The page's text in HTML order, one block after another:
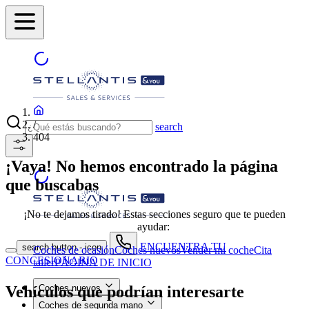
search
search button - icon
ENCUENTRA TU
CONCESIONARIO
Coches nuevos
Coches de segunda mano
/
404
¡Vaya! No hemos encontrado la página
que buscabas
¡No te dejamos tirado! Estas secciones seguro que te pueden
ayudar:
Coches de ocasiónCoches nuevosVender mi cocheCita
tallerPÁGINA DE INICIO
Vehículos que podrían interesarte